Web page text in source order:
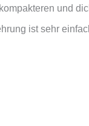
und
ist sehr